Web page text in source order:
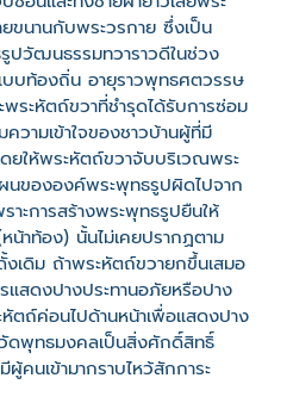
ขนานกับพระวรกาย ซึ่งเป็น
ปวัฒนธรรมทวาราวดีในช่วง
บท้องถิ่น อายุราวพุทธศตวรรษ
ระหัตถ์ขวาที่ชำรุดได้รับการซ่อม
ามเข้าใจของชาวบ้านผู้ที่มี
ยให้พระหัตถ์ขวาจับบริเวณพระ
นขององค์พระพุทธรูปผิดไปจาก
ะการสร้างพระพุทธรูปยืนให้
าท้อง) นั้นไม่เคยปรากฏตาม
ดิม ถ้าพระหัตถ์ขวายกขึ้นเสมอ
แสดงปางประทานอภัยหรือปาง
ตถ์ค่อนไปด้านหน้าเพื่อแสดงปาง
ดพุทธมงคลเป็นสิ่งศักดิ์สิทธิ์
คนเข้ามากราบไหว้สักการะ